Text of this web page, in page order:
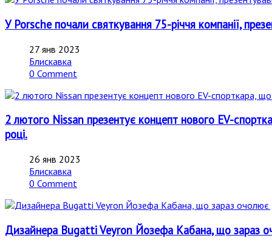
У Porsche почали святкування 75-річчя компанії,
27 янв 2023
Блискавка
0 Comment
2 лютого Nissan презентує концепт нового EV-
році.
26 янв 2023
Блискавка
0 Comment
Дизайнера Bugatti Veyron Йозефа Кабана, що зараз